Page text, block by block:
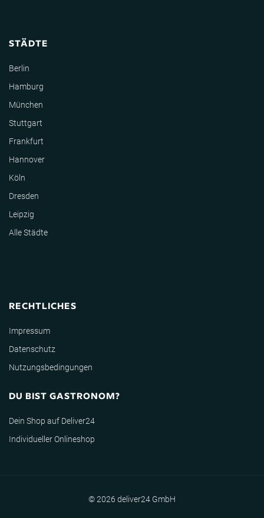
STÄDTE
Berlin
Hamburg
München
Stuttgart
Frankfurt
Hannover
Köln
Dresden
Leipzig
Alle Städte
RECHTLICHES
Impressum
Datenschutz
Nutzungsbedingungen
DU BIST GASTRONOM?
Dein Shop auf Deliver24
Individueller Onlineshop
© 2026 deliver24 GmbH